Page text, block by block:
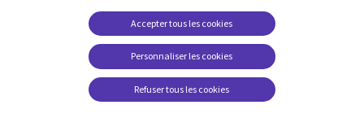
Études de cas
Baladodiffusions
Restrictions et
conditions juridiques
Carrières FAQ
Centre de gestion des
Personnaliser les cookies
Accepter tous les cookies
Refuser tous les cookies